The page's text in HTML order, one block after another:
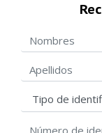
Nombres
Apellidos
Tipo de
Número de